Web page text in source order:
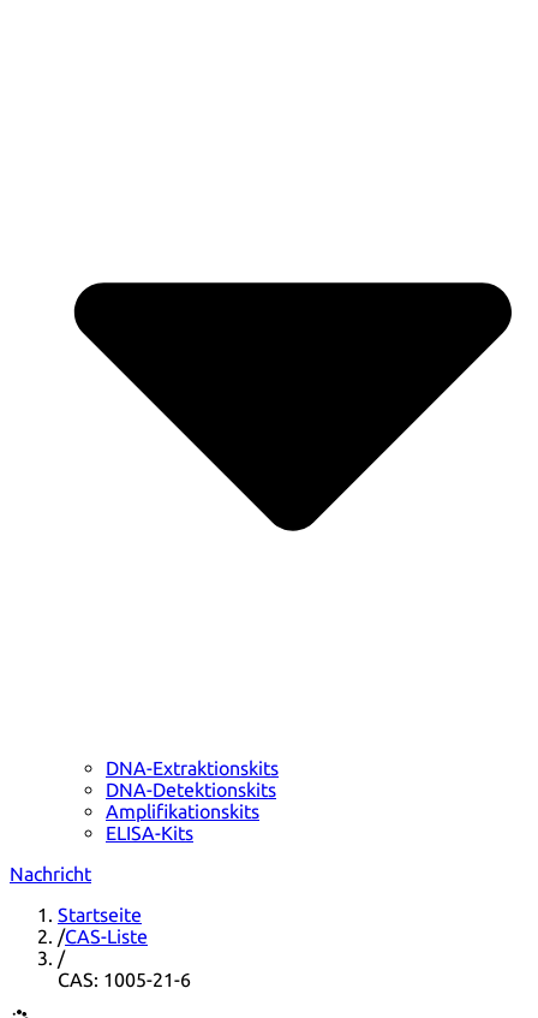
DNA-Extraktionskits
DNA-Detektionskits
Amplifikationskits
ELISA-Kits
Nachricht
Startseite
/CAS-Liste
/
CAS: 1005-21-6